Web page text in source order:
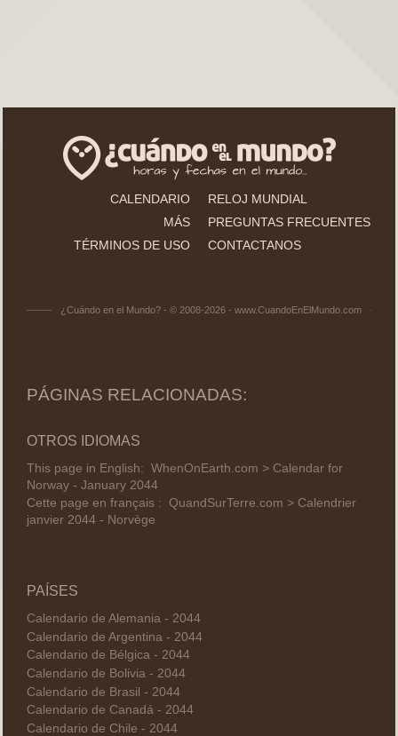
CALENDARIO
RELOJ MUNDIAL
MÁS
PREGUNTAS FRECUENTES
TÉRMINOS DE USO
CONTACTANOS
¿Cuándo en el Mundo? - © 2008-2026 - www.CuandoEnElMundo.com
PÁGINAS RELACIONADAS:
OTROS IDIOMAS
This page in English: WhenOnEarth.com > Calendar for
Norway - January 2044
Cette page en français : QuandSurTerre.com > Calendrier
janvier 2044 - Norvège
PAÍSES
Calendario de Alemania - 2044
Calendario de Argentina - 2044
Calendario de Bélgica - 2044
Calendario de Bolivia - 2044
Calendario de Brasil - 2044
Calendario de Canadá - 2044
Calendario de Chile - 2044